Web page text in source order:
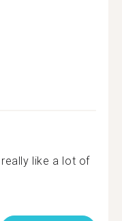
like a lot of